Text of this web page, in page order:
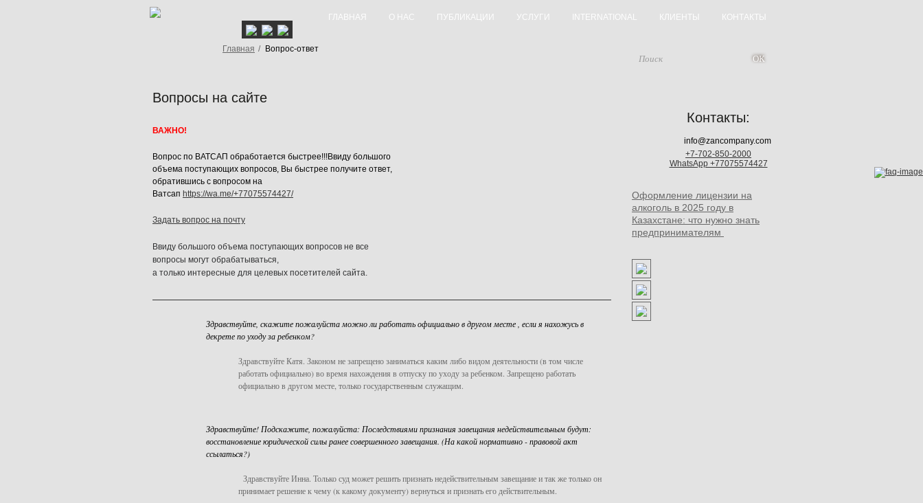
ГЛАВНАЯ О НАС ПУБЛИКАЦИИ УСЛУГИ INTERNATIONAL КЛИЕНТЫ КОНТАКТЫ
Главная / Вопрос-ответ
Вопросы на сайте
ВАЖНО!
Вопрос по ВАТСАП обработается быстрее!!!Ввиду большого
объема поступающих вопросов, Вы быстрее получите ответ,
обратившись с вопросом на
Ватсап https://wa.me/+77075574427/
Задать вопрос на почту
Ввиду большого объема поступающих вопросов не все
вопросы могут обрабатываться,
а только интересные для целевых посетителей сайта.
Здравствуйте, скажите пожалуйста можно ли работать официально в другом месте , если я нахожусь в
декрете по уходу за ребенком?
Здравствуйте Катя. Законом не запрещено заниматься каким либо видом деятельности (в том числе
работать официально) во время нахождения в отпуску по уходу за ребенком. Запрещено работать
официально в другом месте, только государственным служащим.
Здравствуйте! Подскажите, пожалуйста: Последствиями признания завещания недействительным будут:
восстановление юридической силы ранее совершенного завещания. (На какой нормативно - правовой акт
ссылаться?)
Здравствуйте Инна. Только суд может решить признать недействительным завещание и так же только он
принимает решение к чему (к какому документу) вернуться и признать его действительным.
Контакты:
info@zancompany.com
+7-702-850-2000
WhatsApp +77075574427
Оформление лицензии на
алкоголь в 2025 году в
Казахстане: что нужно знать
предпринимателям